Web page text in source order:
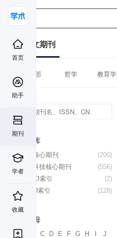
首页
助手
期刊
学者
收藏
中文期刊
全部 哲学 教育学
数据库
(200)
北大核心期刊
(556)
中国科技核心期刊
(2)
CSSCI索引
(128)
CSCD索引
首字母
C D E F G H
J